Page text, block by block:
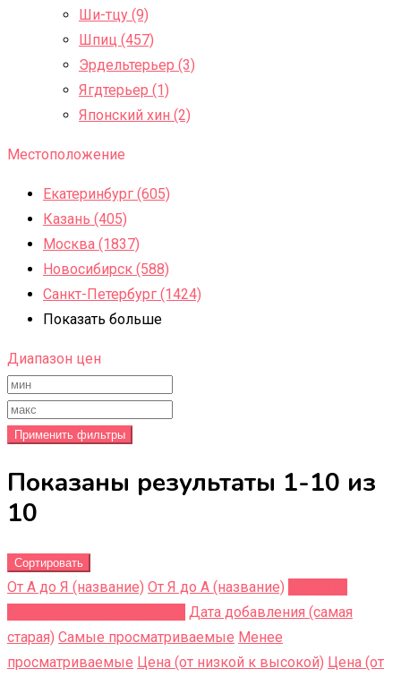
Ши-тцу (9)
Шпиц (457)
Эрдельтерьер (3)
Ягдтерьер (1)
Японский хин (2)
Местоположение
Екатеринбург (605)
Казань (405)
Москва (1837)
Новосибирск (588)
Санкт-Петербург (1424)
Показать больше
Диапазон цен
Применить фильтры
Показаны результаты 1-10 из
10
Сортировать
От А до Я (название) От Я до A (название)
Дата добавления (самая
старая) Самые просматриваемые Менее
просматриваемые Цена (от низкой к высокой) Цена (от